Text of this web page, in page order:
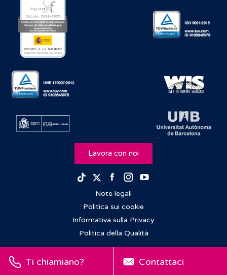
Ti chiamiano? Contattaci
Lavora con noi
TikTokTwitterFacebook
Instagram
Note legali
Politica sui cookie
Informativa sulla Privacy
Politica della Qualità